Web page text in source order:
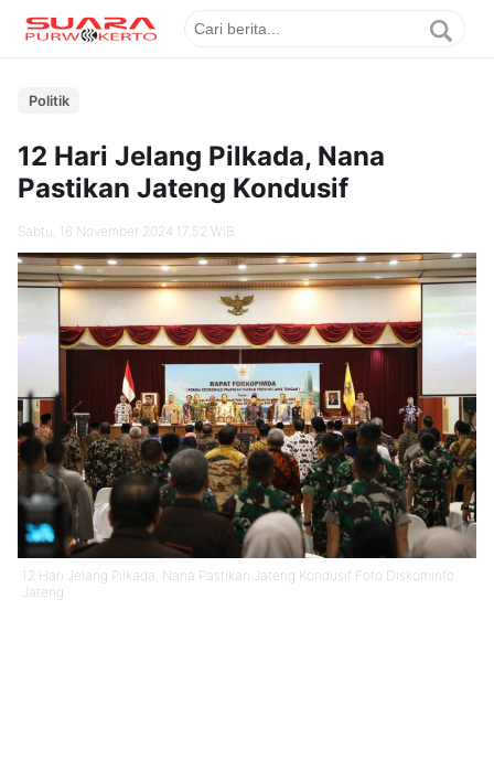
Politik
12 Hari Jelang Pilkada, Nana
Pastikan Jateng Kondusif
Sabtu, 16 November 2024 17.52 WIB
12 Hari Jelang Pilkada, Nana Pastikan Jateng Kondusif Foto Diskominfo
Jateng